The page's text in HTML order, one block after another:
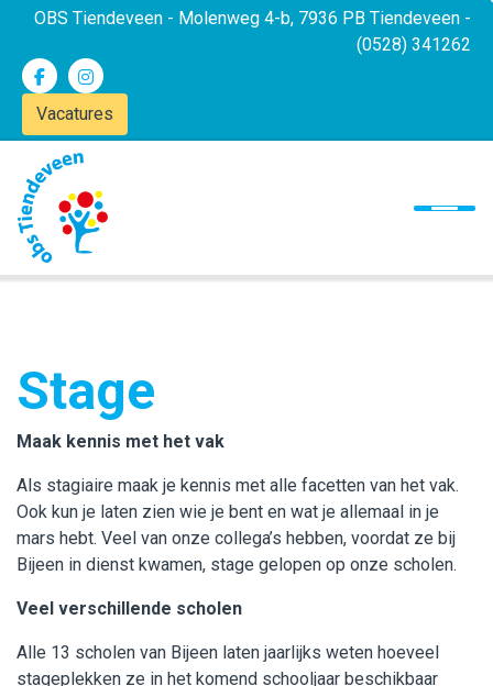
OBS Tiendeveen - Molenweg 4-b, 7936 PB Tiendeveen -
(0528) 341262
Vacatures
Onze school
Ons onderwijs
Ouders
Contact
Stage
Maak kennis met het vak
Als stagiaire maak je kennis met alle facetten van het vak.
Ook kun je laten zien wie je bent en wat je allemaal in je
mars hebt. Veel van onze collega’s hebben, voordat ze bij
Bijeen in dienst kwamen, stage gelopen op onze scholen.
Veel verschillende scholen
Alle 13 scholen van Bijeen laten jaarlijks weten hoeveel
stageplekken ze in het komend schooljaar beschikbaar